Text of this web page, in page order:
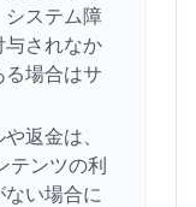
システム障
与されなか
場合はサ
返金は、
テンツの利
い場合に